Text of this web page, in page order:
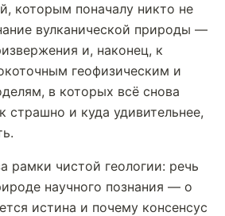
которым поначалу никто не
вулканической природы —
и, наконец, к
геофизическим и
в которых всё снова
страшно и куда удивительнее,
рамки чистой геологии: речь
научного познания — о
истина и почему консенсус